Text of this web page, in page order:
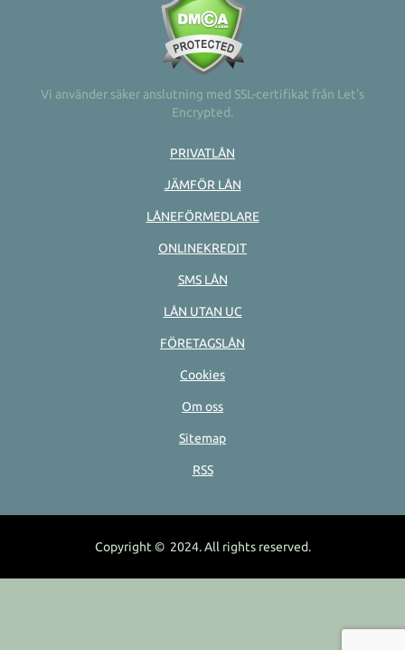
Vi använder säker anslutning med SSL-certifikat från Let's
Encrypted.
PRIVATLÅN
JÄMFÖR LÅN
LÅNEFÖRMEDLARE
ONLINEKREDIT
SMS LÅN
LÅN UTAN UC
FÖRETAGSLÅN
Cookies
Om oss
Sitemap
RSS
Copyright © 2024. All rights reserved.